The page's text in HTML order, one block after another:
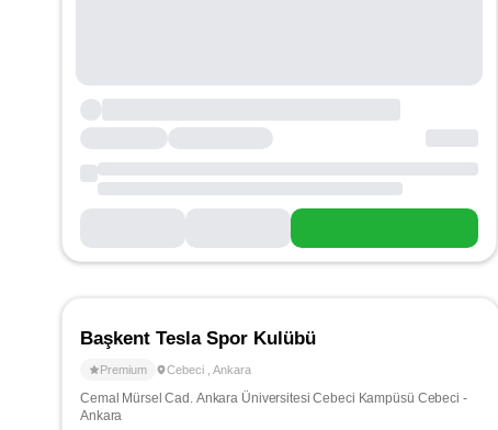
Başkent Tesla Spor Kulübü
Premium Cebeci Ankara
Cemal Mürsel Cad. Ankara Üniversitesi Cebeci Kampüsü Cebeci -
Ankara